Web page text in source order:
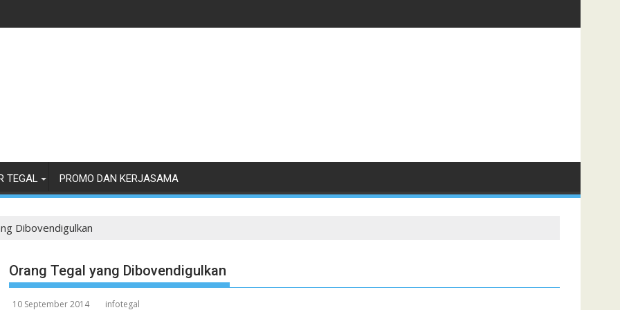
TEGAL PROMO DAN KERJASAMA
Dibovendigulkan
Orang Tegal yang Dibovendigulkan
10 September 2014 infotegal